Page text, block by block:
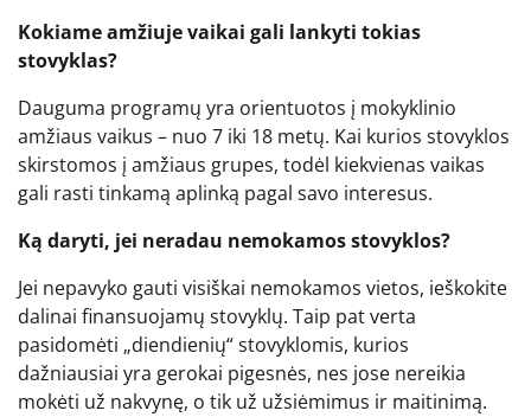
Kokiame amžiuje vaikai gali lankyti tokias
stovyklas?
Dauguma programų yra orientuotos į mokyklinio
amžiaus vaikus – nuo 7 iki 18 metų. Kai kurios stovyklos
skirstomos į amžiaus grupes, todėl kiekvienas vaikas
gali rasti tinkamą aplinką pagal savo interesus.
Ką daryti, jei neradau nemokamos stovyklos?
Jei nepavyko gauti visiškai nemokamos vietos, ieškokite
dalinai finansuojamų stovyklų. Taip pat verta
pasidomėti „diendienių“ stovyklomis, kurios
dažniausiai yra gerokai pigesnės, nes jose nereikia
mokėti už nakvynę, o tik už užsiėmimus ir maitinimą.